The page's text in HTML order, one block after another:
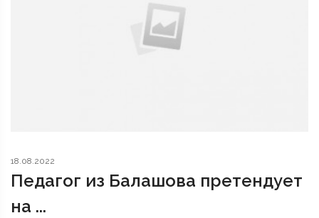
18.08.2022
Педагог из Балашова претендует
на ...